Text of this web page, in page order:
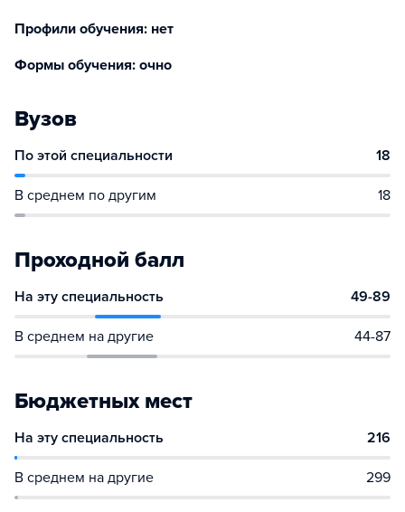
Профили обучения: нет
Формы обучения: очно
Вузов
По этой специальности 18
В среднем по другим 18
Проходной балл
На эту специальность 49-89
В среднем на другие 44-87
Бюджетных мест
На эту специальность 216
В среднем на другие 299